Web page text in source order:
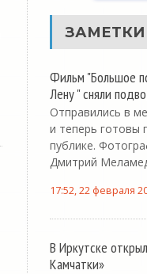
ЗАМЕТКИ
Фильм "Большое
Лену " сняли
Отправились в
и теперь готовы
публике.
Дмитрий
17:52, 22 февраля
В Иркутске
Камчатки»